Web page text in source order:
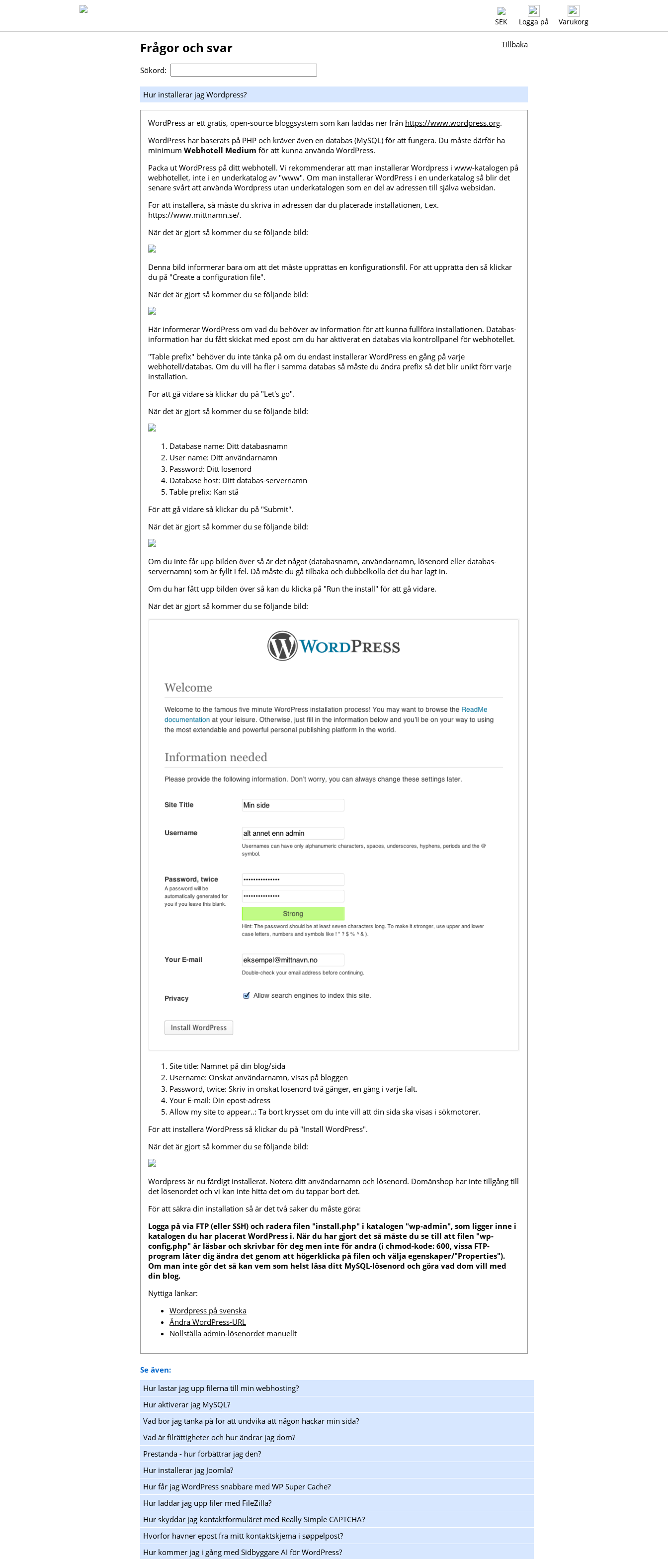
SEK Logga på Varukorg
Frågor och svar Tillbaka
Sökord:
Hur installerar jag Wordpress?
WordPress är ett gratis, open-source bloggsystem som kan laddas ner från https://www.wordpress.org.
WordPress har baserats på PHP och kräver även en databas (MySQL) för att fungera. Du måste därför ha
minimum Webhotell Medium för att kunna använda WordPress.
Packa ut WordPress på ditt webhotell. Vi rekommenderar att man installerar Wordpress i www-katalogen på
webhotellet, inte i en underkatalog av "www". Om man installerar WordPress i en underkatalog så blir det
senare svårt att använda Wordpress utan underkatalogen som en del av adressen till själva websidan.
För att installera, så måste du skriva in adressen där du placerade installationen, t.ex.
https://www.mittnamn.se/.
När det är gjort så kommer du se följande bild:
Denna bild informerar bara om att det måste upprättas en konfigurationsfil. För att upprätta den så klickar
du på "Create a configuration file".
När det är gjort så kommer du se följande bild:
Här informerar WordPress om vad du behöver av information för att kunna fullföra installationen. Databas-
information har du fått skickat med epost om du har aktiverat en databas via kontrollpanel för webhotellet.
"Table prefix" behöver du inte tänka på om du endast installerar WordPress en gång på varje
webhotell/databas. Om du vill ha fler i samma databas så måste du ändra prefix så det blir unikt förr varje
installation.
För att gå vidare så klickar du på "Let's go".
När det är gjort så kommer du se följande bild:
Database name: Ditt databasnamn
User name: Ditt användarnamn
Password: Ditt lösenord
Database host: Ditt databas-servernamn
Table prefix: Kan stå
För att gå vidare så klickar du på "Submit".
När det är gjort så kommer du se följande bild:
Om du inte får upp bilden över så är det något (databasnamn, användarnamn, lösenord eller databas-
servernamn) som är fyllt i fel. Då måste du gå tilbaka och dubbelkolla det du har lagt in.
Om du har fått upp bilden över så kan du klicka på "Run the install" för att gå vidare.
När det är gjort så kommer du se följande bild:
Site title: Namnet på din blog/sida
Username: Önskat användarnamn, visas på bloggen
Password, twice: Skriv in önskat lösenord två gånger, en gång i varje fält.
Your E-mail: Din epost-adress
Allow my site to appear..: Ta bort krysset om du inte vill att din sida ska visas i sökmotorer.
För att installera WordPress så klickar du på "Install WordPress".
När det är gjort så kommer du se följande bild:
Wordpress är nu färdigt installerat. Notera ditt användarnamn och lösenord. Domänshop har inte tillgång till
det lösenordet och vi kan inte hitta det om du tappar bort det.
För att säkra din installation så är det två saker du måste göra:
Logga på via FTP (eller SSH) och radera filen "install.php" i katalogen "wp-admin", som ligger inne i
katalogen du har placerat WordPress i. När du har gjort det så måste du se till att filen "wp-
config.php" är läsbar och skrivbar för deg men inte för andra (i chmod-kode: 600, vissa FTP-
program låter dig ändra det genom att högerklicka på filen och välja egenskaper/"Properties").
Om man inte gör det så kan vem som helst läsa ditt MySQL-lösenord och göra vad dom vill med
din blog.
Nyttiga länkar:
Wordpress på svenska
Ändra WordPress-URL
Nollställa admin-lösenordet manuellt
Se även:
Hur lastar jag upp filerna till min webhosting?
Hur aktiverar jag MySQL?
Vad bör jag tänka på för att undvika att någon hackar min sida?
Vad är filrättigheter och hur ändrar jag dom?
Prestanda - hur förbättrar jag den?
Hur installerar jag Joomla?
Hur får jag WordPress snabbare med WP Super Cache?
Hur laddar jag upp filer med FileZilla?
Hur skyddar jag kontaktformuläret med Really Simple CAPTCHA?
Hvorfor havner epost fra mitt kontaktskjema i søppelpost?
Hur kommer jag i gång med Sidbyggare AI för WordPress?